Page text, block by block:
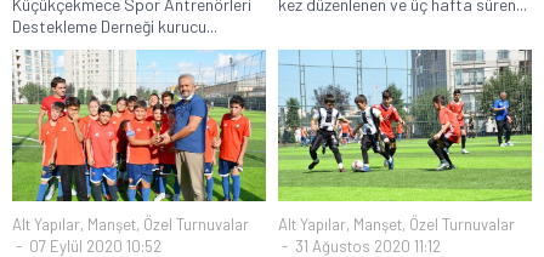
Destekleme Derneği kurucu...
Alt Yapılar, Manşet, Özel Turnuvalar
07 Eylül 2020 10:52
Alt Yapılar, Manşet, Özel Turnuvalar
31 Ağustos 2020 11:12